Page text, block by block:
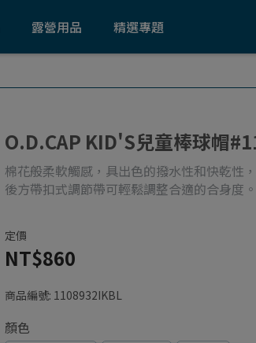
露營用品 精選專題
O.D.CAP KID'S兒童棒球帽
棉花般柔軟觸感，具出色的撥水性和快乾性
後方帶扣式調節帶可輕鬆調整合適的合身度。
定價
NT$860
商品編號: 1108932IKBL
顏色